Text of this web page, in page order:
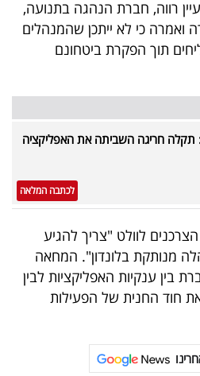
רווה, חברת הנהגה בתנועה,
כי לא ייתכן שהמנהלים
תוך הפקרת ביטחונם
תקלה חריגה השביתה את האפליקציה
לכתבה המלאה
לוולט "צריך להגיע
מנותקת בלונדון". המחאה
בין ענקיות האפליקציות לבין
חוד החנית של הפעילות